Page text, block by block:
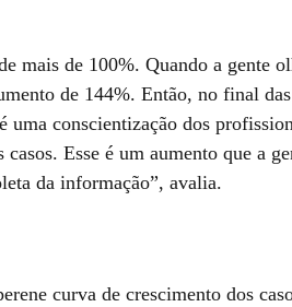
mais de 100%. Quando a gente
de 144%. Então, no final
uma conscientização dos
Esse é um aumento que a
da informação”, avalia.
curva de crescimento dos